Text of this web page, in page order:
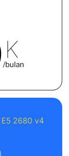
K
/bulan
E5 2680 v4